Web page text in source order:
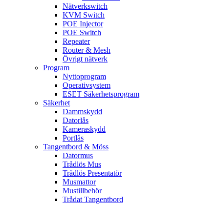
Nätverkswitch
KVM Switch
POE Injector
POE Switch
Repeater
Router & Mesh
Övrigt nätverk
Program
Nyttoprogram
Operativsystem
ESET Säkerhetsprogram
Säkerhet
Dammskydd
Datorlås
Kameraskydd
Portlås
Tangentbord & Möss
Datormus
Trådlös Mus
Trådlös Presentatör
Musmattor
Mustillbehör
Trådat Tangentbord